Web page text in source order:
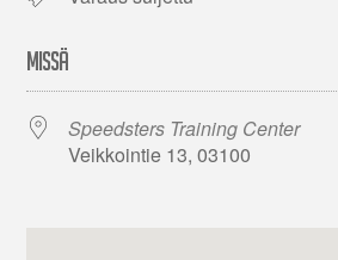
MISSÄ
Speedsters Training Center
Veikkointie 13, 03100